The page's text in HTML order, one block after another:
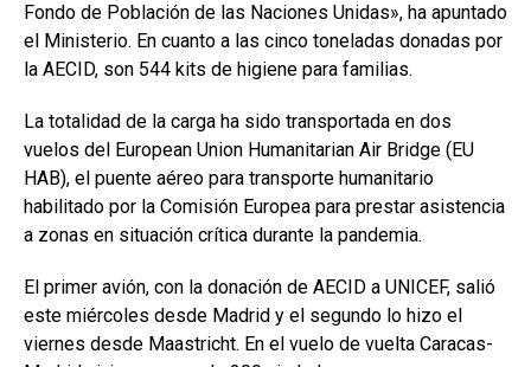
Fondo de Población de las Naciones Unidas», ha apuntado
el Ministerio. En cuanto a las cinco toneladas donadas por
la AECID, son 544 kits de higiene para familias.
La totalidad de la carga ha sido transportada en dos
vuelos del European Union Humanitarian Air Bridge (EU
HAB), el puente aéreo para transporte humanitario
habilitado por la Comisión Europea para prestar asistencia
a zonas en situación crítica durante la pandemia.
El primer avión, con la donación de AECID a UNICEF, salió
este miércoles desde Madrid y el segundo lo hizo el
viernes desde Maastricht. En el vuelo de vuelta Caracas-